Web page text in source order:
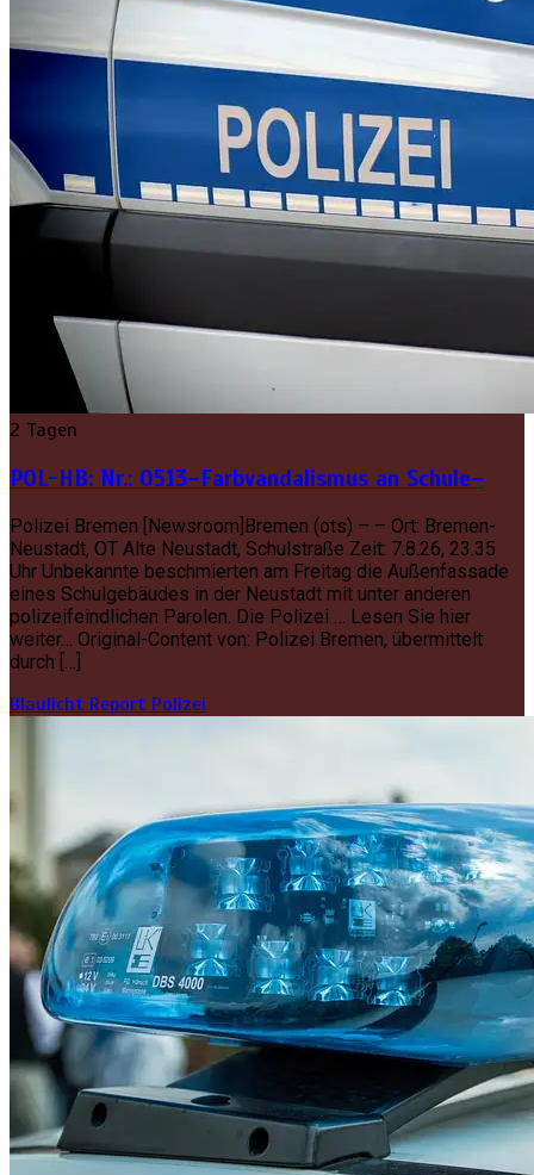
2 Tagen
POL-HB: Nr.: 0513–Farbvandalismus an Schule–
Polizei Bremen [Newsroom]Bremen (ots) – – Ort: Bremen-
Neustadt, OT Alte Neustadt, Schulstraße Zeit: 7.8.26, 23.35
Uhr Unbekannte beschmierten am Freitag die Außenfassade
eines Schulgebäudes in der Neustadt mit unter anderen
polizeifeindlichen Parolen. Die Polizei … Lesen Sie hier
weiter… Original-Content von: Polizei Bremen, übermittelt
durch […]
Blaulicht Report Polizei